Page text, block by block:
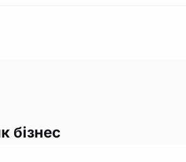
бізнес